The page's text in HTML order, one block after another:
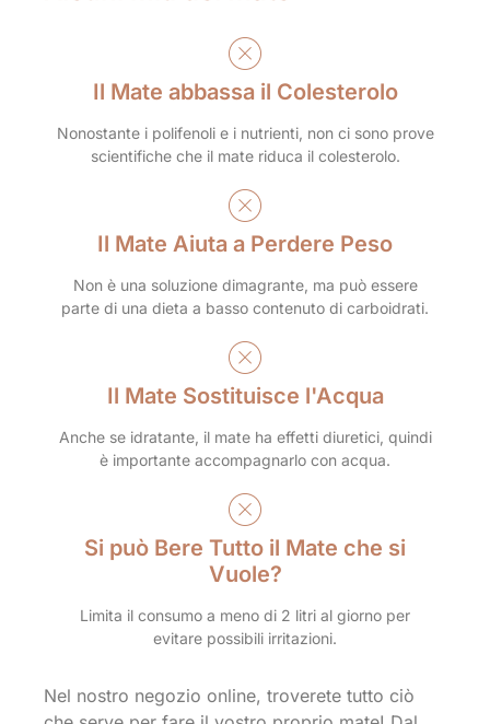
Il Mate abbassa il Colesterolo
Nonostante i polifenoli e i nutrienti, non ci sono prove
scientifiche che il mate riduca il colesterolo.
Il Mate Aiuta a Perdere Peso
Non è una soluzione dimagrante, ma può essere
parte di una dieta a basso contenuto di carboidrati.
Il Mate Sostituisce l'Acqua
Anche se idratante, il mate ha effetti diuretici, quindi
è importante accompagnarlo con acqua.
Si può Bere Tutto il Mate che si
Vuole?
Limita il consumo a meno di 2 litri al giorno per
evitare possibili irritazioni.
Nel nostro negozio online, troverete tutto ciò